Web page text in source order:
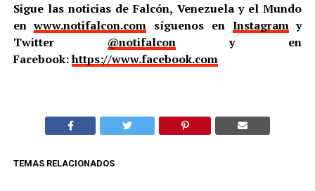
Sigue las noticias de Falcón, Venezuela y el Mundo
enwww.notifalcon.com síguenos en Instagramy
Twitter @notifalcony en
Facebook:https://www.facebook.com
TEMAS RELACIONADOS